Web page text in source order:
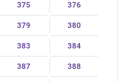
375 376
379 380
383 384
387 388